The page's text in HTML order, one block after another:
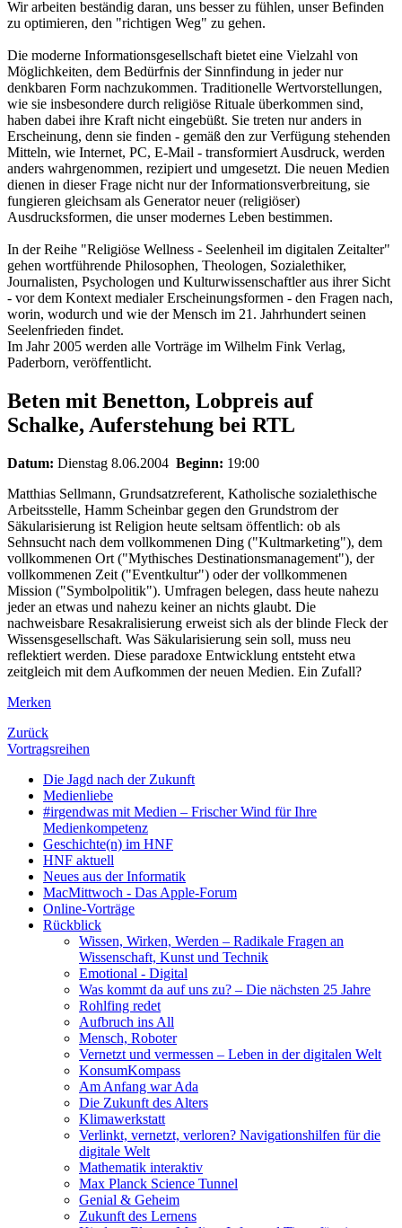
Wir arbeiten beständig daran, uns besser zu fühlen, unser Befinden
zu optimieren, den "richtigen Weg" zu gehen.
Die moderne Informationsgesellschaft bietet eine Vielzahl von
Möglichkeiten, dem Bedürfnis der Sinnfindung in jeder nur
denkbaren Form nachzukommen. Traditionelle Wertvorstellungen,
wie sie insbesondere durch religiöse Rituale überkommen sind,
haben dabei ihre Kraft nicht eingebüßt. Sie treten nur anders in
Erscheinung, denn sie finden - gemäß den zur Verfügung stehenden
Mitteln, wie Internet, PC, E-Mail - transformiert Ausdruck, werden
anders wahrgenommen, rezipiert und umgesetzt. Die neuen Medien
dienen in dieser Frage nicht nur der Informationsverbreitung, sie
fungieren gleichsam als Generator neuer (religiöser)
Ausdrucksformen, die unser modernes Leben bestimmen.
In der Reihe "Religiöse Wellness - Seelenheil im digitalen Zeitalter"
gehen wortführende Philosophen, Theologen, Sozialethiker,
Journalisten, Psychologen und Kulturwissenschaftler aus ihrer Sicht
- vor dem Kontext medialer Erscheinungsformen - den Fragen nach,
worin, wodurch und wie der Mensch im 21. Jahrhundert seinen
Seelenfrieden findet.
Im Jahr 2005 werden alle Vorträge im Wilhelm Fink Verlag,
Paderborn, veröffentlicht.
Beten mit Benetton, Lobpreis auf
Schalke, Auferstehung bei RTL
Datum: Dienstag 8.06.2004 Beginn: 19:00
Matthias Sellmann, Grundsatzreferent, Katholische sozialethische
Arbeitsstelle, Hamm Scheinbar gegen den Grundstrom der
Säkularisierung ist Religion heute seltsam öffentlich: ob als
Sehnsucht nach dem vollkommenen Ding ("Kultmarketing"), dem
vollkommenen Ort ("Mythisches Destinationsmanagement"), der
vollkommenen Zeit ("Eventkultur") oder der vollkommenen
Mission ("Symbolpolitik"). Umfragen belegen, dass heute nahezu
jeder an etwas und nahezu keiner an nichts glaubt. Die
nachweisbare Resakralisierung erweist sich als der blinde Fleck der
Wissensgesellschaft. Was Säkularisierung sein soll, muss neu
reflektiert werden. Diese paradoxe Entwicklung entsteht etwa
zeitgleich mit dem Aufkommen der neuen Medien. Ein Zufall?
Merken
Zurück
Vortragsreihen
Die Jagd nach der Zukunft
Medienliebe
#irgendwas mit Medien – Frischer Wind für Ihre
Medienkompetenz
Geschichte(n) im HNF
HNF aktuell
Neues aus der Informatik
MacMittwoch - Das Apple-Forum
Online-Vorträge
Rückblick
Wissen, Wirken, Werden – Radikale Fragen an
Wissenschaft, Kunst und Technik
Emotional - Digital
Was kommt da auf uns zu? – Die nächsten 25 Jahre
Rohlfing redet
Aufbruch ins All
Mensch, Roboter
Vernetzt und vermessen – Leben in der digitalen Welt
KonsumKompass
Am Anfang war Ada
Die Zukunft des Alters
Klimawerkstatt
Verlinkt, vernetzt, verloren? Navigationshilfen für die
digitale Welt
Mathematik interaktiv
Max Planck Science Tunnel
Genial & Geheim
Zukunft des Lernens